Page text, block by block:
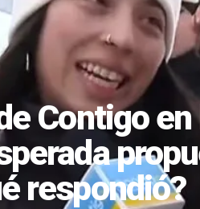
Contigo en
respondió?